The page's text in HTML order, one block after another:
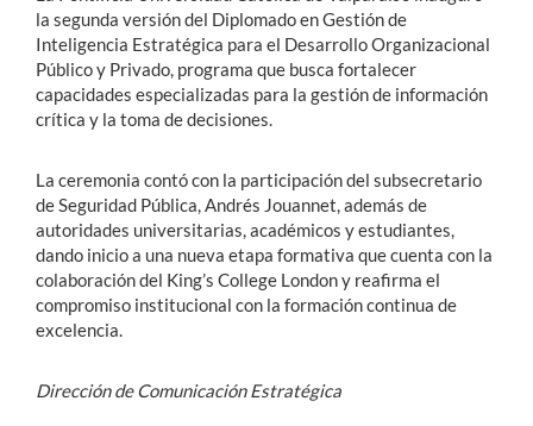
la segunda versión del Diplomado en Gestión de
Inteligencia Estratégica para el Desarrollo Organizacional
Público y Privado, programa que busca fortalecer
capacidades especializadas para la gestión de información
crítica y la toma de decisiones.
La ceremonia contó con la participación del subsecretario
de Seguridad Pública, Andrés Jouannet, además de
autoridades universitarias, académicos y estudiantes,
dando inicio a una nueva etapa formativa que cuenta con la
colaboración del King’s College London y reafirma el
compromiso institucional con la formación continua de
excelencia.
Dirección de Comunicación Estratégica